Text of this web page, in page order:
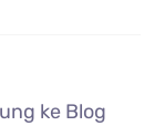
ke Blog